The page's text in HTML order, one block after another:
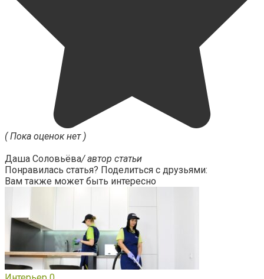
( Пока оценок нет )
Даша Соловьёва/ автор статьи
Понравилась статья? Поделиться с друзьями:
Вам также может быть интересно